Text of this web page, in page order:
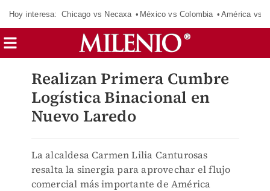
Hoy interesa: Chicago vs Necaxa México vs Colombia América vs
Realizan Primera Cumbre
Logística Binacional en
Nuevo Laredo
La alcaldesa Carmen Lilia Canturosas
resalta la sinergia para aprovechar el flujo
comercial más importante de América